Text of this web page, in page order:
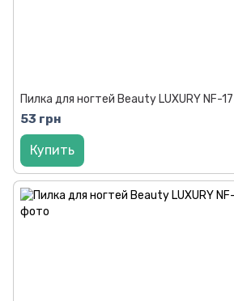
Пилка для ногтей Beauty LUXURY NF-
53 грн
Купить